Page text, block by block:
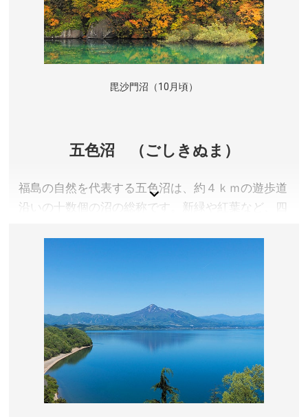
毘沙門沼（10月頃）
五色沼 （ごしきぬま）
福島の自然を代表する五色沼は、約４ｋｍの遊歩道
沿いの十数個の沼の総称です。新緑や紅葉など、四
福島県耶麻郡北塩原村
アクセス／JR磐越西線 猪苗代駅よりバスで約23分「五
色沼入口」バス停下車
所在地／福島県耶麻郡北塩原村桧原
お問い合わせ／0241-32-2349(裏磐梯観光協会)